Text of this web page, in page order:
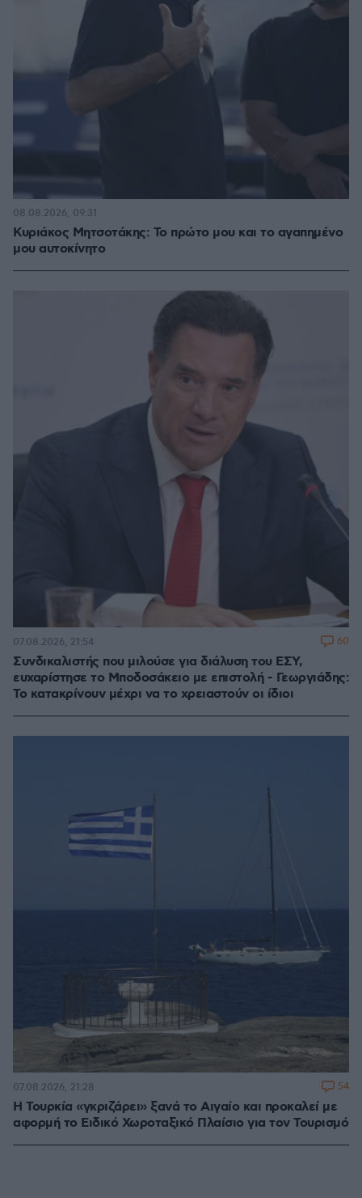
Κυριάκος Μητσοτάκης: Το πρώτο μου και το αγαπημένο
μου αυτοκίνητο
08.08.2026, 09:31
Συνδικαλιστής που μιλούσε για διάλυση του ΕΣΥ,
ευχαρίστησε το Μποδοσάκειο με επιστολή - Γεωργιάδης:
Το κατακρίνουν μέχρι να το χρειαστούν οι ίδιοι
07.08.2026, 21:54 60
Η Τουρκία «γκριζάρει» ξανά το Αιγαίο και προκαλεί με
αφορμή το Ειδικό Χωροταξικό Πλαίσιο για τον Τουρισμό
07.08.2026, 21:28 54